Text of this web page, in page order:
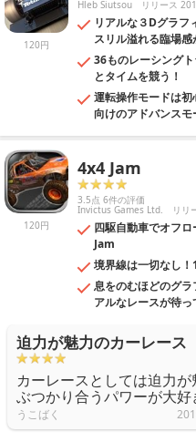
120円
Hleb Siutsou リリース
リアルな３Dグラフ
スリル溢れる臨場感
36ものレーシング
とタイムを競う！
運転操作モードは
向けのアドバンスモ
120円
4x4 Jam
3.5点 6件の評価
Invictus Games Ltd. リリ
四駆自動車でオフ
Jam
境界線は一切なし
息をのむほどのグ
アルなレースが待っ
迫力が魅力のカーレース
カーレースとしては迫力が
ぶつかり合うパワーが大好
うこばく